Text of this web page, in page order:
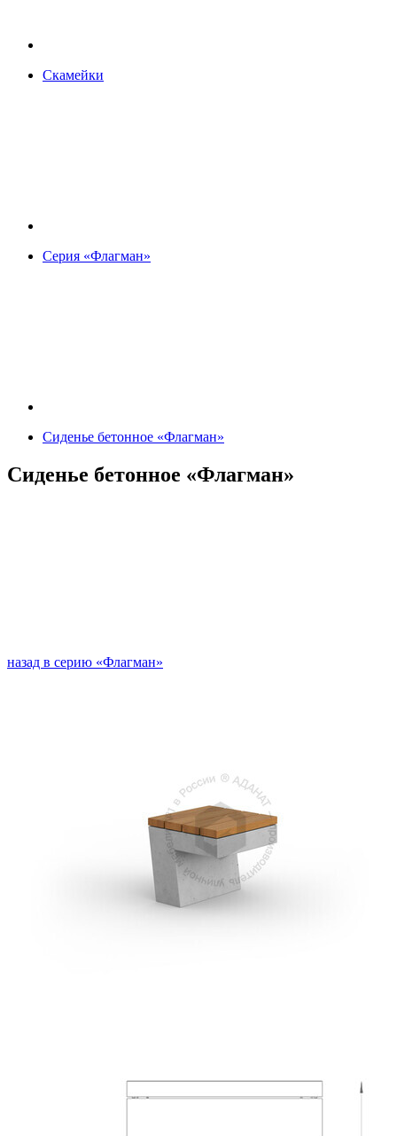
Скамейки
Серия «Флагман»
Сиденье бетонное «Флагман»
Сиденье бетонное «Флагман»
назад в серию «Флагман»